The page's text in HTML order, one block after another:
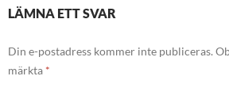
LÄMNA ETT SVAR
Din e-postadress kommer inte publiceras.
märkta *